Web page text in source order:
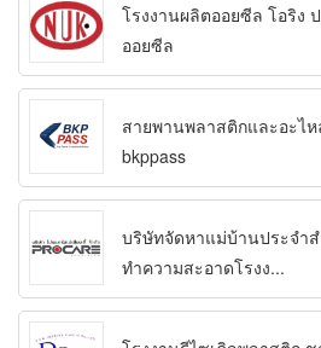
โรงงานผลิตออยซีล โอริง
ออยซีล
สายพานพลาสติกและอะไห
bkppass
บริษัทจัดหาแม่บ้านประจำ
ทำความสะอาดโรงง...